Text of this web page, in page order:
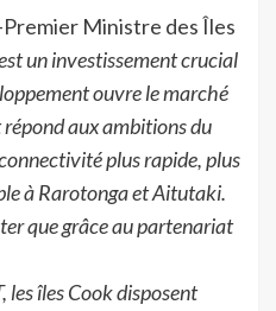
Ministre des Îles
un investissement crucial
ouvre le marché
aux ambitions du
plus rapide, plus
à Rarotonga et Aitutaki.
que grâce au partenariat
les îles Cook disposent